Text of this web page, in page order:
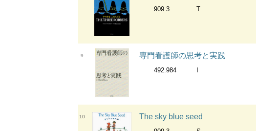
909.3 T
9 専門看護師の思考と実践
492.984
10 The sky blue seed